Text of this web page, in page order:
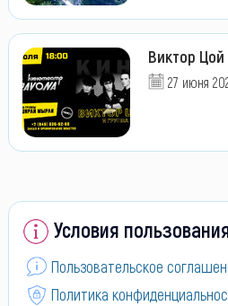
Виктор
27 июня
Условия
Пользовательское
Политика